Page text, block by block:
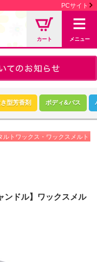
PCサイト
カート メニュー
型芳香剤 ボディ&バス
ルトワックス・ワックスメルト
ンドル】ワックスメル